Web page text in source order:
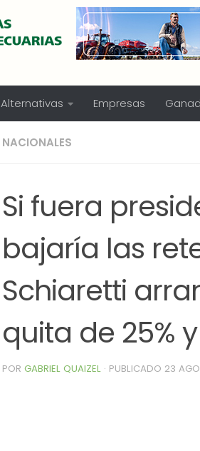
Alternativas Empresas
NACIONALES
Si fuera
bajaría las
Schiaretti
quita de 25%
POR GABRIEL QUAIZEL · PUBLICADO 23